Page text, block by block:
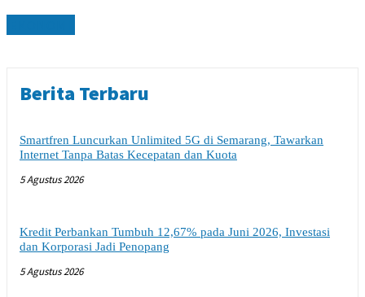
Berita Terbaru
Smartfren Luncurkan Unlimited 5G di Semarang, Tawarkan
Internet Tanpa Batas Kecepatan dan Kuota
5 Agustus 2026
Kredit Perbankan Tumbuh 12,67% pada Juni 2026, Investasi
dan Korporasi Jadi Penopang
5 Agustus 2026